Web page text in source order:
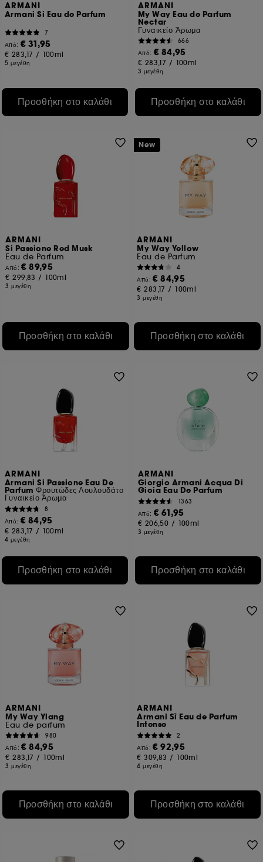
ARMANI
Armani Si Eau de Parfum
7
Από: € 31,95
€ 283,17 / 100ml
5 μεγέθη
Προσθήκη στο καλάθι
ARMANI
My Way Eau de Parfum
Nectar
Γυναικείο Άρωμα
666
Από: € 84,95
€ 283,17 / 100ml
3 μεγέθη
Προσθήκη στο καλάθι
ARMANI
Si Passione Red Musk
Eau de Parfum
Από:€ 89,95
€ 299,83 / 100ml
3 μεγέθη
Προσθήκη στο καλάθι
ARMANI
My Way Yellow
Eau de Parfum
4
Από:€ 84,95
€ 283,17 / 100ml
3 μεγέθη
Προσθήκη στο καλάθι
New
ARMANI
Armani Si Passione Eau De
Parfum Φρουτώδες Λουλουδάτο
Γυναικείο Άρωμα
8
Από: € 84,95
€ 283,17 / 100ml
4 μεγέθη
Προσθήκη στο καλάθι
ARMANI
Giorgio Armani Acqua Di
Gioia Eau De Parfum
1363
Από: € 61,95
€ 206,50 / 100ml
3 μεγέθη
Προσθήκη στο καλάθι
ARMANI
My Way Ylang
Eau de parfum
980
Από:€ 84,95
€ 283,17 / 100ml
3 μεγέθη
Προσθήκη στο καλάθι
ARMANI
Armani Sì Eau de Parfum
Intense
2
Από:€ 92,95
€ 309,83 / 100ml
4 μεγέθη
Προσθήκη στο καλάθι